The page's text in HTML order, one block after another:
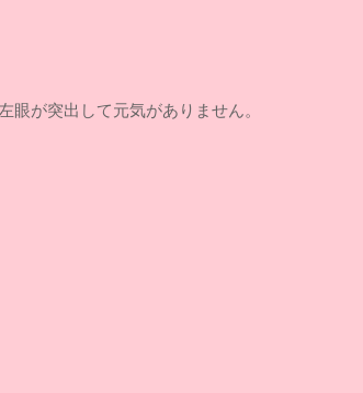
が突出して元気がありません。